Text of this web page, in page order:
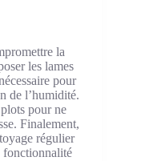
la
les lames
pour
de l’humidité.
pour ne
Finalement,
régulier
fonctionnalité